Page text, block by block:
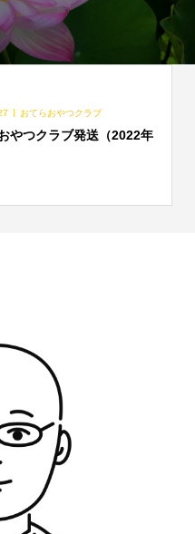
おてらおやつクラブ
やつクラブ発送（2022年